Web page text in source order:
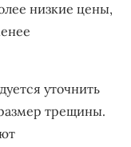
низкие цены‚
уточнить
трещины.